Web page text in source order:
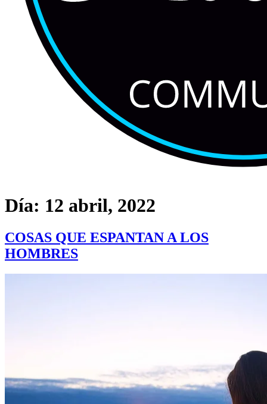
Día: 12 abril, 2022
COSAS QUE ESPANTAN A LOS
HOMBRES